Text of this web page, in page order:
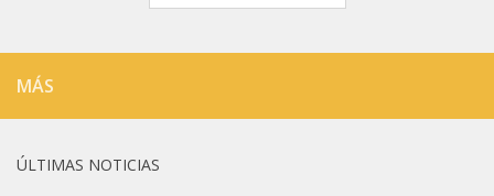
MÁS
ÚLTIMAS NOTICIAS